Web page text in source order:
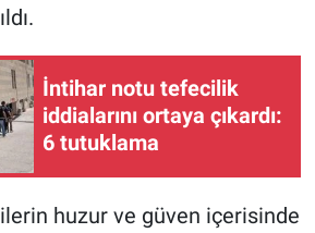
İntihar notu tefecilik
iddialarını ortaya çıkardı:
6 tutuklama
huzur ve güven içerisinde